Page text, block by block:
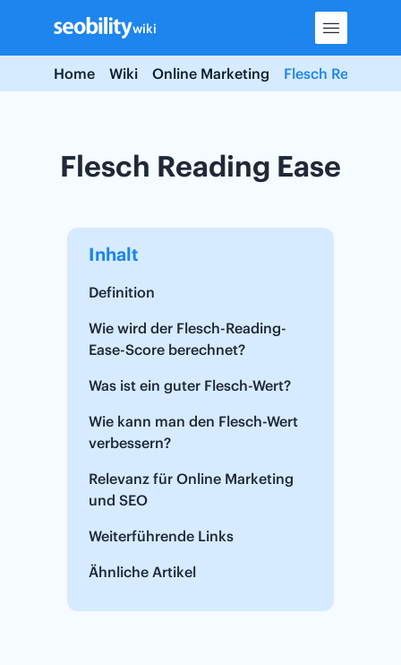
content
wiki
Home Wiki Online Marketing Flesch Reading
Flesch Reading Ease
Inhalt
Definition
Wie wird der Flesch-Reading-
Ease-Score berechnet?
Was ist ein guter Flesch-Wert?
Wie kann man den Flesch-Wert
verbessern?
Relevanz für ‌‌Online‌ ‌Marketing
und SEO
Weiterführende Links
Ähnliche Artikel